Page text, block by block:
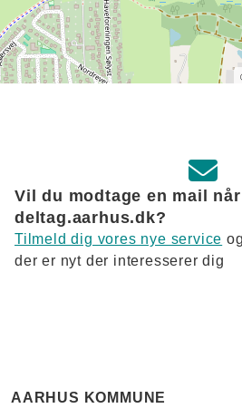
Vil du modtage en mail
deltag.aarhus.dk?
Tilmeld dig vores nye service
der er nyt der interesserer dig
AARHUS KOMMUNE